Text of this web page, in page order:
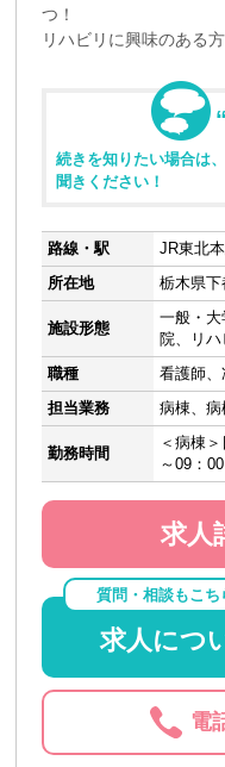
つ！
リハビリに興味のある
続きを知りたい場合は
聞きください！
路線・駅
JR東北
所在地
栃木県下
施設形態
一般・
院、リ
職種
看護師
担当業務
病棟、病
勤務時間
＜病棟
～09：00
求人
質問・相談もこち
求人につ
電